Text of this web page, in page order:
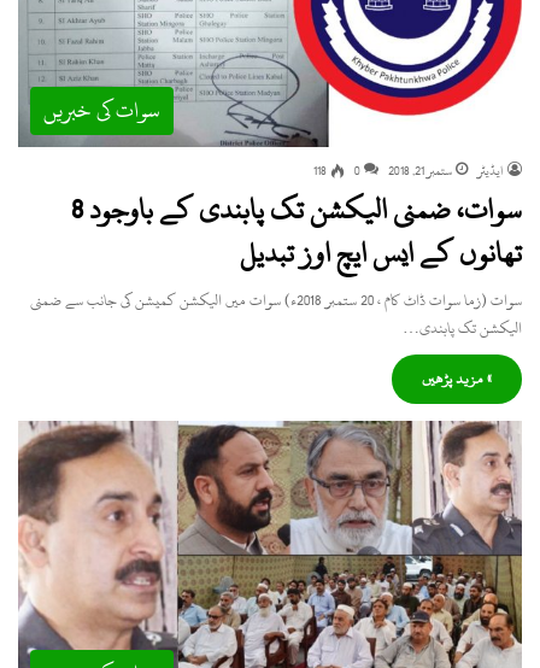
سوات کی خبریں
ایڈیٹر ستمبر 21, 2018 0
118
سوات، ضمنی الیکشن تک پابندی کے باوجود 8
تھانوں کے ایس ایچ اوز تبدیل
سوات (زما سوات ڈاٹ کام ، 20 ستمبر 2018ء) سوات میں الیکشن کمیشن کی جانب سے ضمنی
الیکشن تک پابندی…
» مزید پڑھیں